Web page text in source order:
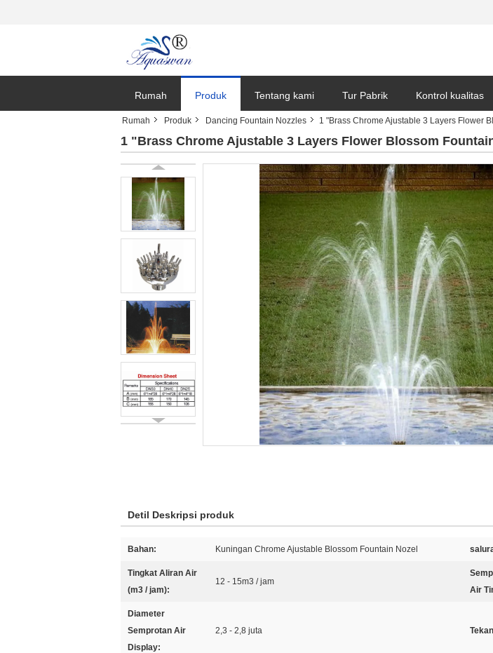
Rumah Produk Tentang kami Tur Pabrik Kontrol kualitas
Rumah Produk Dancing Fountain Nozzles 1 "Brass Chrome Ajustable 3 Layers Flower
1 "Brass Chrome Ajustable 3 Layers Flower Blossom
Detil Deskripsi produk
Bahan: Kuningan Chrome Ajustable Blossom Fountain Nozel
Tingkat Aliran Air
(m3 / jam):
12 - 15m3 / jam
Air
Diameter
Semprotan Air
Display:
2,3 - 2,8 juta